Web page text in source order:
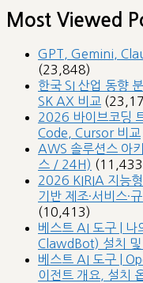
Most Viewed
GPT, Gemini,
(23,848)
한국 SI 산업 동향
SK AX 비교
2026 바이브코딩
Code, Cursor 비교
AWS 솔루션스 아
스 / 24H)
2026 KIRIA 지능
기반 제조·서비스·
(10,413)
베스트 AI 도구 |
ClawdBot) 설치
베스트 AI 도구 |
이전트 개요, 설치